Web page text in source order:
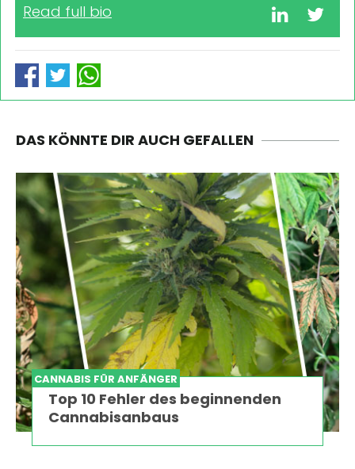
Read full bio
DAS KÖNNTE DIR AUCH GEFALLEN
CANNABIS FÜR ANFÄNGER
Top 10 Fehler des beginnenden
Cannabisanbaus